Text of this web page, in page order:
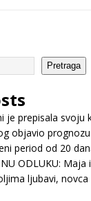
Pretraga
je prepisala svoju
objavio prognozu
period od 20
ODLUKU:
ljubavi,